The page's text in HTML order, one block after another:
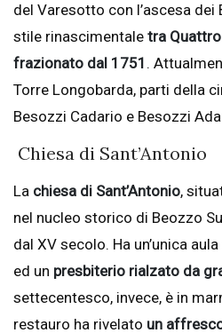
del Varesotto con l’ascesa
stile rinascimentale tra
frazionato dal 1751 .
Torre Longobarda, parti della
Besozzi Cadario e Besozzi
Chiesa di Sant’Antonio
La chiesa di Sant’Antonio,
nel nucleo storico di Beozzo
dal XV secolo. Ha un’unica
ed un presbiterio rialzato da
settecentesco, invece, è in
restauro ha rivelato un